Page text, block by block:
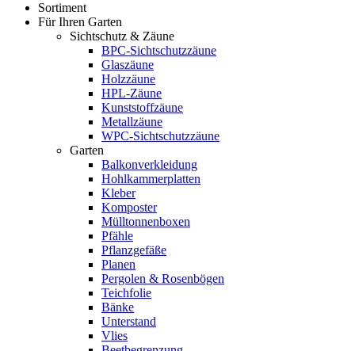
Sortiment
Für Ihren Garten
Sichtschutz & Zäune
BPC-Sichtschutzzäune
Glaszäune
Holzzäune
HPL-Zäune
Kunststoffzäune
Metallzäune
WPC-Sichtschutzzäune
Garten
Balkonverkleidung
Hohlkammerplatten
Kleber
Komposter
Mülltonnenboxen
Pfähle
Pflanzgefäße
Planen
Pergolen & Rosenbögen
Teichfolie
Bänke
Unterstand
Vlies